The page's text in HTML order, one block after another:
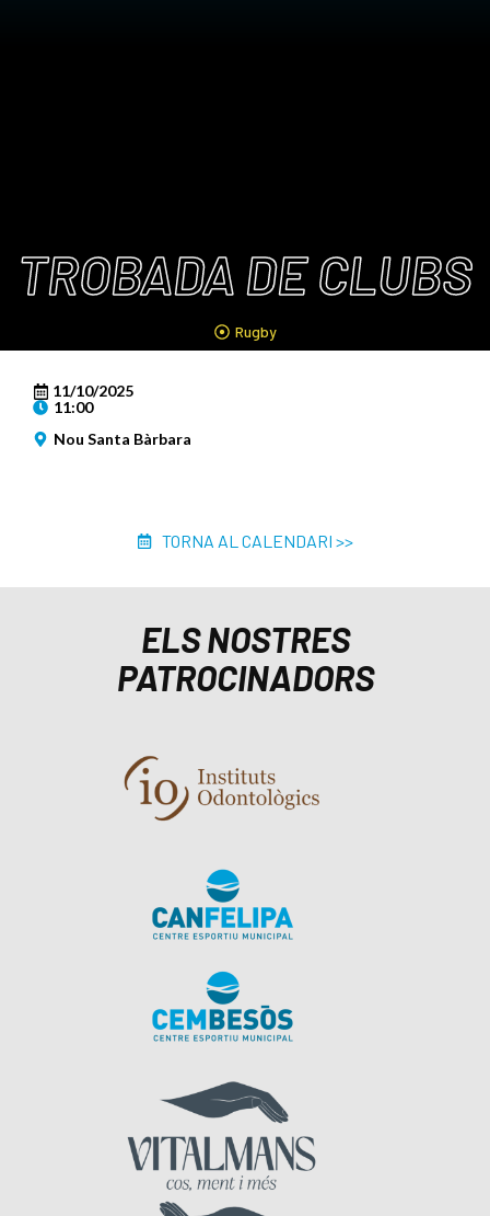
TROBADA DE CLUBS
Rugby
11/10/2025
11:00
Nou Santa Bàrbara
TORNA AL CALENDARI >>
ELS NOSTRES
PATROCINADORS